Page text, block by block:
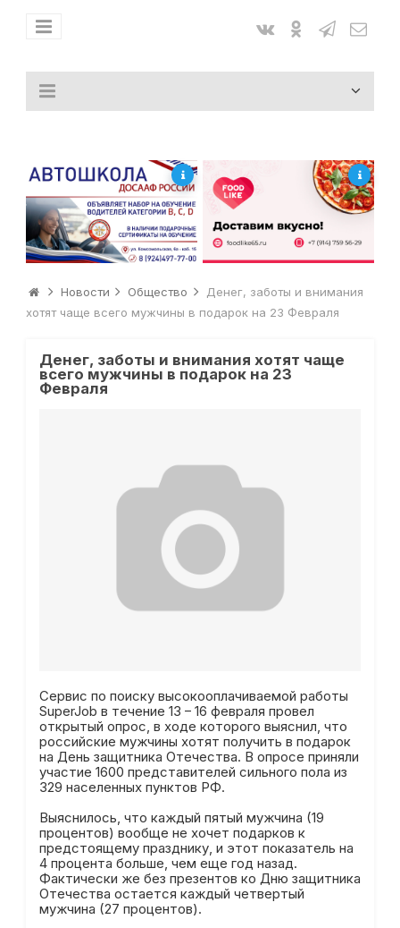
Новости Общество
Денег, заботы и внимания
хотят чаще всего мужчины в подарок на 23 Февраля
Денег, заботы и внимания хотят чаще
всего мужчины в подарок на 23
Февраля
Сервис по поиску высокооплачиваемой работы
SuperJob в течение 13 – 16 февраля провел
открытый опрос, в ходе которого выяснил, что
российские мужчины хотят получить в подарок
на День защитника Отечества. В опросе приняли
участие 1600 представителей сильного пола из
329 населенных пунктов РФ.
Выяснилось, что каждый пятый мужчина (19
процентов) вообще не хочет подарков к
предстоящему празднику, и этот показатель на
4 процента больше, чем еще год назад.
Фактически же без презентов ко Дню защитника
Отечества остается каждый четвертый
мужчина (27 процентов).